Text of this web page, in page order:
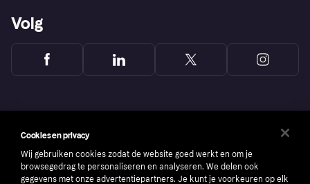
Volg
Cookies en privacy
Wij gebruiken cookies zodat de website goed werkt en om je
browsegedrag te personaliseren en analyseren. We delen ook
gegevens met onze advertentiepartners. Je kunt je voorkeuren op elk